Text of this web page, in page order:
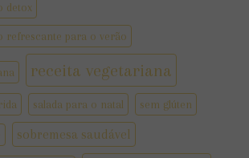
detox
refrescante para o verão
receita vegetariana
salada para o natal sem glúten
sobremesa saudável